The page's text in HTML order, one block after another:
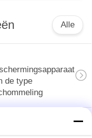
Alle
de type